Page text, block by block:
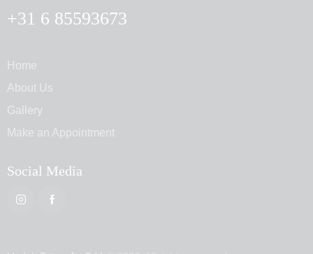
+31 6 85593673
Home
About Us
Gallery
Make an Appointment
Social Media